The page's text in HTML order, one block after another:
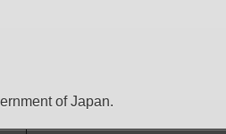
of Japan.